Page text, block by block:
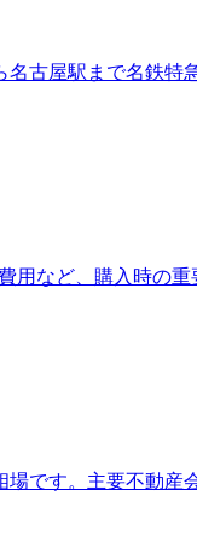
古屋駅まで名鉄
用など、購入時の
です。主要不動産